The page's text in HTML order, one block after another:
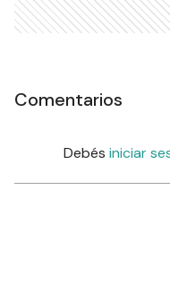
Comentarios
Debés iniciar